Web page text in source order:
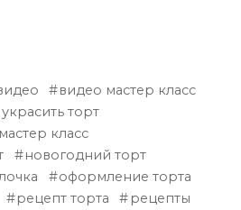
видео мастер класс
украсить торт
мастер класс
новогодний торт
оформление торта
рецепт торта
рецепты